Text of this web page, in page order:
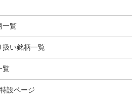
一覧
扱い銘柄一覧
覧
設ページ